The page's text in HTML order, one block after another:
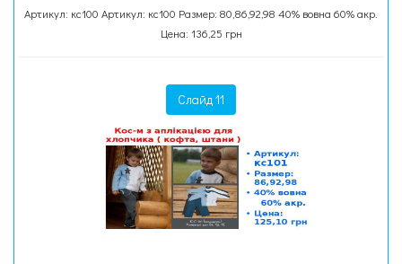
Артикул: кс100 Артикул: кс100 Размер: 80,86,92,98 40% вовна 60% акр.
Цена: 136,25 грн
Слайд 11